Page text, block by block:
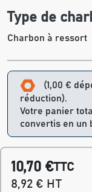
Type de
Charbon à ressort
(1,00 €
réduction).
Votre panier
convertis en un
10,70 €TTC
8,92 € HT